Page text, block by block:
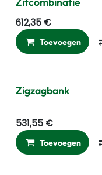
612,35 €
Toevoegen
Zigzagbank
531,55 €
Toevoegen